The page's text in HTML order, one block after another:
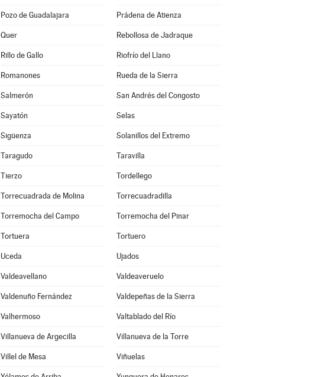
Pozo de Guadalajara Prádena de Atienza
Quer Rebollosa de Jadraque
Rillo de Gallo Riofrío del Llano
Romanones Rueda de la Sierra
Salmerón San Andrés del Congosto
Sayatón Selas
Sigüenza Solanillos del Extremo
Taragudo Taravilla
Tierzo Tordellego
Torrecuadrada de Molina Torrecuadradilla
Torremocha del Campo Torremocha del Pinar
Tortuera Tortuero
Uceda Ujados
Valdeavellano Valdeaveruelo
Valdenuño Fernández Valdepeñas de la Sierra
Valhermoso Valtablado del Río
Villanueva de Argecilla Villanueva de la Torre
Villel de Mesa Viñuelas